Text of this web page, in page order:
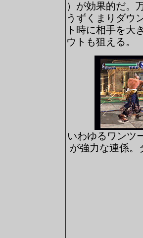
）が効果的だ。
うずくまりダウ
ト時に相手を大
ウトも狙える。
いわゆるワンツ
が強力な連係。